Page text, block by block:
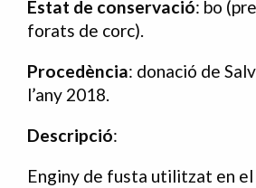
Estat de conservació: bo
forats de corc).
Procedència: donació de
l’any 2018.
Descripció:
Enginy de fusta utilitzat en el